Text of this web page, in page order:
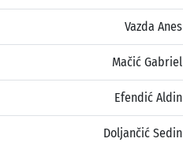
Vazda Anes
Mačić Gabriel
Efendić Aldin
Doljančić Sedin